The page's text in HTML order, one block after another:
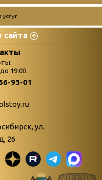
услуг
сайта
в-
поступлений
Война. Народ.
живые»
19:00
93-01
ул.
26